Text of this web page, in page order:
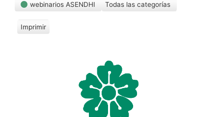
webinarios ASENDHI Todas las categorías
Imprimir
V